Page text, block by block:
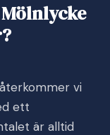
vi
ett
är alltid